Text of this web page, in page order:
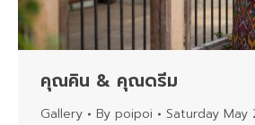
คุณคิน & คุณดรีม
Gallery By poipoi Saturday May